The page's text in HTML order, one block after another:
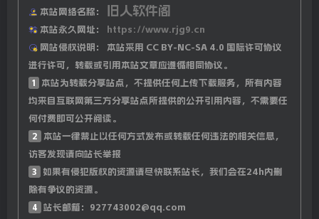
本站网络名称： 旧人软件阁
本站永久网址：
https://www.rjg9.cn
网站侵权说明：
本站采用 CC BY-NC-SA 4.0 国际许可协议
进行许可，转载或引用本站文章应遵循相同协议。
1
本站为转载分享站点，不提供任何上传下载服务，所有内容
均来自互联网第三方分享站点所提供的公开引用内容，不需要任
何付费即可公开阅读。
2
本站一律禁止以任何方式发布或转载任何违法的相关信息，
访客发现请向站长举报
3
如果有侵犯版权的资源请尽快联系站长，我们会在24h内删
除有争议的资源。
4 站长邮箱：927743002@qq.com